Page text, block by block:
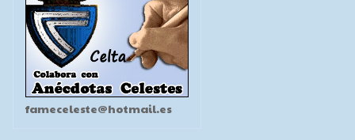
fameceleste@hotmail.es